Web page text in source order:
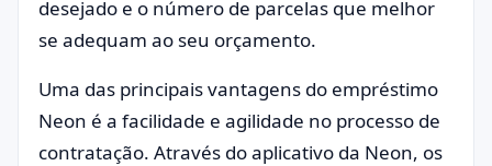
desejado e o número de parcelas que melhor
se adequam ao seu orçamento.
Uma das principais vantagens do empréstimo
Neon é a facilidade e agilidade no processo de
contratação. Através do aplicativo da Neon, os